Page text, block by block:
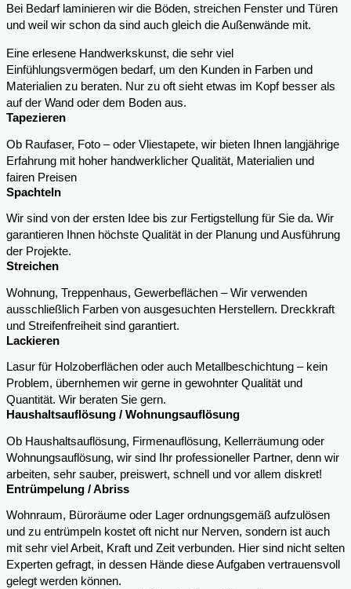
Bei Bedarf laminieren wir die Böden, streichen Fenster und Türen
und weil wir schon da sind auch gleich die Außenwände mit.
Eine erlesene Handwerkskunst, die sehr viel
Einfühlungsvermögen bedarf, um den Kunden in Farben und
Materialien zu beraten. Nur zu oft sieht etwas im Kopf besser als
auf der Wand oder dem Boden aus.
Tapezieren
Ob Raufaser, Foto – oder Vliestapete, wir bieten Ihnen langjährige
Erfahrung mit hoher handwerklicher Qualität, Materialien und
fairen Preisen
Spachteln
Wir sind von der ersten Idee bis zur Fertigstellung für Sie da. Wir
garantieren Ihnen höchste Qualität in der Planung und Ausführung
der Projekte.
Streichen
Wohnung, Treppenhaus, Gewerbeflächen – Wir verwenden
ausschließlich Farben von ausgesuchten Herstellern. Dreckkraft
und Streifenfreiheit sind garantiert.
Lackieren
Lasur für Holzoberflächen oder auch Metallbeschichtung – kein
Problem, übernhemen wir gerne in gewohnter Qualität und
Quantität. Wir beraten Sie gern.
Haushaltsauflösung / Wohnungsauflösung
Ob Haushaltsauflösung, Firmenauflösung, Kellerräumung oder
Wohnungsauflösung, wir sind Ihr professioneller Partner, denn wir
arbeiten, sehr sauber, preiswert, schnell und vor allem diskret!
Entrümpelung / Abriss
Wohnraum, Büroräume oder Lager ordnungsgemäß aufzulösen
und zu entrümpeln kostet oft nicht nur Nerven, sondern ist auch
mit sehr viel Arbeit, Kraft und Zeit verbunden. Hier sind nicht selten
Experten gefragt, in dessen Hände diese Aufgaben vertrauensvoll
gelegt werden können.